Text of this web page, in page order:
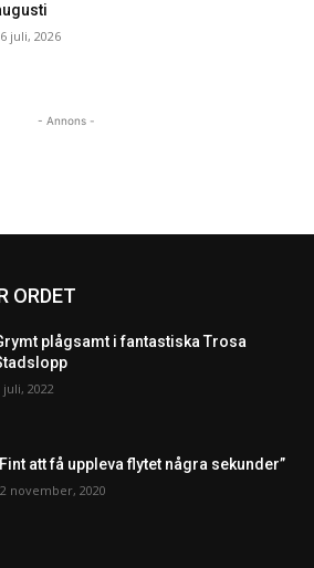
juli, 2026
- Annons -
ORDET
plågsamt i fantastiska Trosa
juli, 2022
att få uppleva flytet några sekunder”
november, 2020